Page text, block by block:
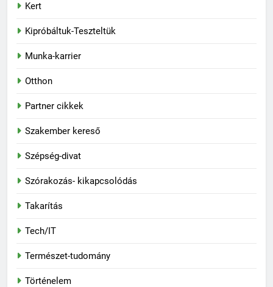
Kert
Kipróbáltuk-Teszteltük
Munka-karrier
Otthon
Partner cikkek
Szakember kereső
Szépség-divat
Szórakozás- kikapcsolódás
Takarítás
Tech/IT
Természet-tudomány
Történelem